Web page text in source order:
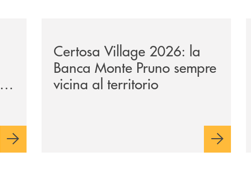
Certosa Village 2026: la
Banca Monte Pruno sempre
vicina al territorio